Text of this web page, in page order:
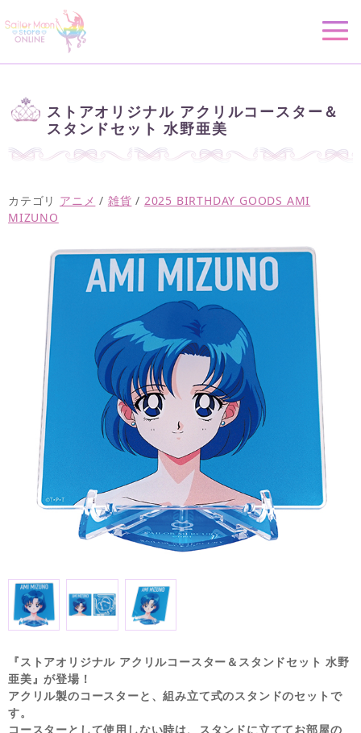
ストアオリジナル アクリルコースター＆
スタンドセット 水野亜美
カテゴリ アニメ / 雑貨 / 2025 BIRTHDAY GOODS AMI
MIZUNO
『ストアオリジナル アクリルコースター＆スタンドセット 水野
亜美』が登場！
アクリル製のコースターと、組み立て式のスタンドのセットで
す。
コースターとして使用しない時は、スタンドに立ててお部屋の